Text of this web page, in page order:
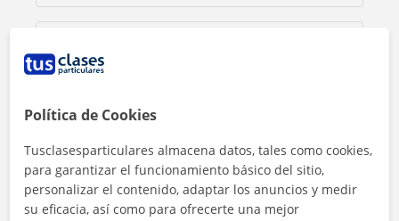
Política de Cookies
Tusclasesparticulares almacena datos, tales como cookies,
para garantizar el funcionamiento básico del sitio,
personalizar el contenido, adaptar los anuncios y medir
su eficacia, así como para ofrecerte una mejor